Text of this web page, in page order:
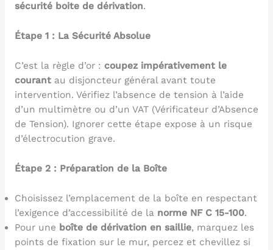
sécurité boite de dérivation.
Étape 1 : La Sécurité Absolue
C’est la règle d’or : coupez impérativement le
courantau disjoncteur général avant toute
intervention. Vérifiez l’absence de tension à l’aide
d’un multimètre ou d’un VAT (Vérificateur d’Absence
de Tension). Ignorer cette étape expose à un risque
d’électrocution grave.
Étape 2 : Préparation de la Boîte
Choisissez l’emplacement de la boîte en respectant
l’exigence d’accessibilité de la norme NF C 15-100.
Pour une boîte de dérivation en saillie, marquez les
points de fixation sur le mur, percez et chevillez si